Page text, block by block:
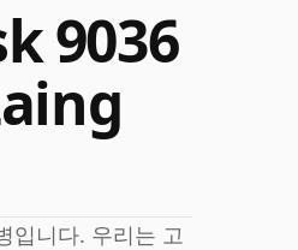
9036
입니다. 우리는 고